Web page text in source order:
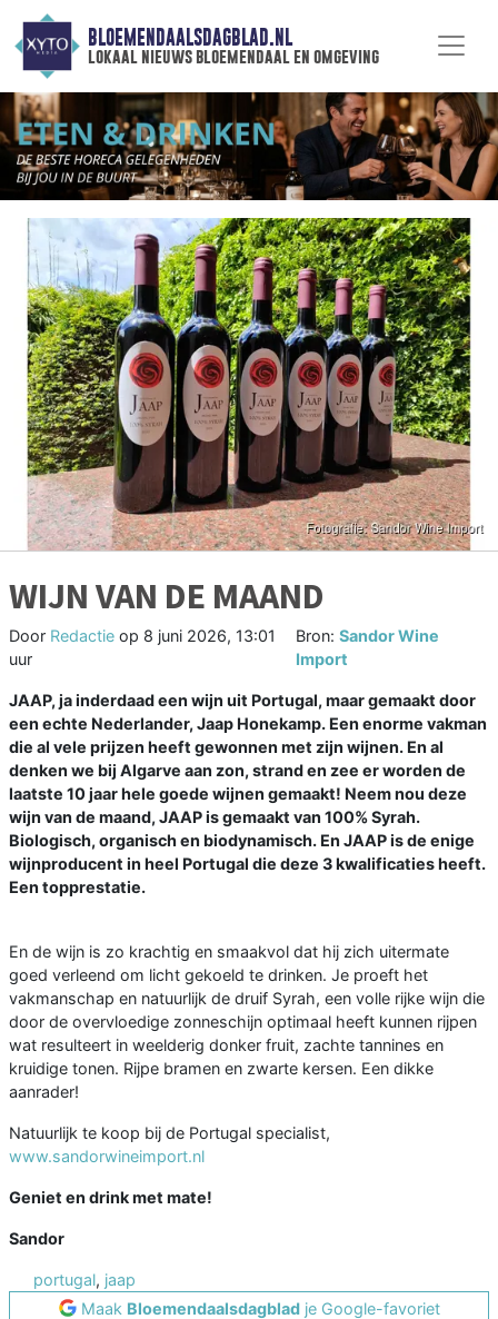
BLOEMENDAALSDAGBLAD.NL
lokaal nieuws bloemendaal en omgeving
WIJN VAN DE MAAND
Door Redactie op 8 juni 2026, 13:01
uur
Bron: Sandor Wine
Import
JAAP, ja inderdaad een wijn uit Portugal, maar gemaakt door
een echte Nederlander, Jaap Honekamp. Een enorme vakman
die al vele prijzen heeft gewonnen met zijn wijnen. En al
denken we bij Algarve aan zon, strand en zee er worden de
laatste 10 jaar hele goede wijnen gemaakt! Neem nou deze
wijn van de maand, JAAP is gemaakt van 100% Syrah.
Biologisch, organisch en biodynamisch. En JAAP is de enige
wijnproducent in heel Portugal die deze 3 kwalificaties heeft.
Een topprestatie.
En de wijn is zo krachtig en smaakvol dat hij zich uitermate
goed verleend om licht gekoeld te drinken. Je proeft het
vakmanschap en natuurlijk de druif Syrah, een volle rijke wijn die
door de overvloedige zonneschijn optimaal heeft kunnen rijpen
wat resulteert in weelderig donker fruit, zachte tannines en
kruidige tonen. Rijpe bramen en zwarte kersen. Een dikke
aanrader!
Natuurlijk te koop bij de Portugal specialist,
www.sandorwineimport.nl
Geniet en drink met mate!
Sandor
portugal, jaap
Maak Bloemendaalsdagbladje Google-favoriet